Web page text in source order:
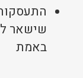
שישאר
באמת